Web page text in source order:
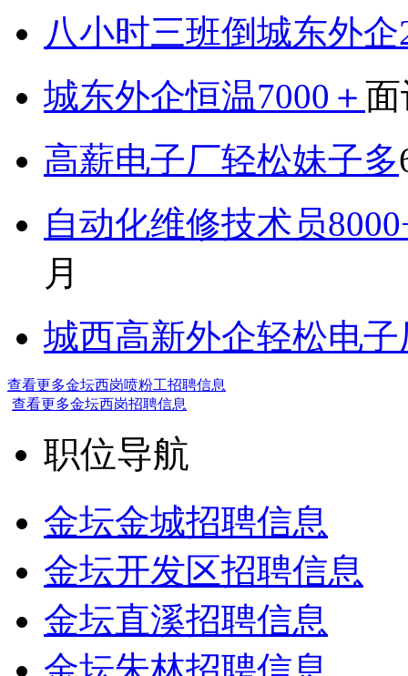
八小时三班倒城东外企
城东外企恒温7000＋
高薪电子厂轻松妹子多
自动化维修技术员
月
城西高新外企轻松电子
查看更多金坛西岗喷粉工招聘信息
查看更多金坛西岗招聘信息
职位导航
金坛金城招聘信息
金坛开发区招聘信息
金坛直溪招聘信息